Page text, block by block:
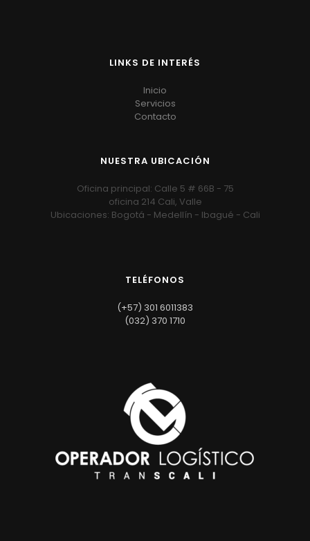
LINKS DE INTERÉS
Inicio
Servicios
Contacto
NUESTRA UBICACIÓN
Oficina principal: Calle 5 # 66B - 75
oficina 214 Cali, Valle
Ubicaciones: Bogotá - Medellín - Ibagué - Cali
TELÉFONOS
(+57) 301 6011383
(032) 370 1710